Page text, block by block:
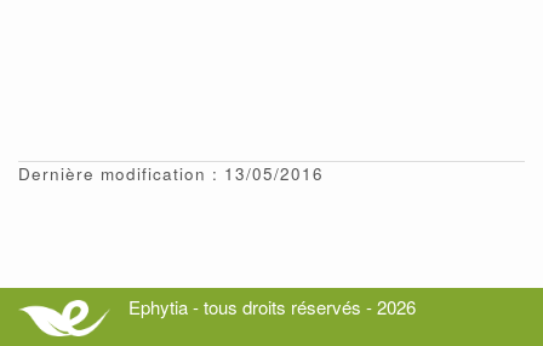
Dernière modification : 13/05/2016
Ephytia - tous droits réservés - 2026